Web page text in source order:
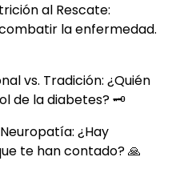
al Rescate:
la enfermedad.
vs. Tradición: ¿Quién
de la diabetes? 🗝
¿Hay
te han contado? 🙏